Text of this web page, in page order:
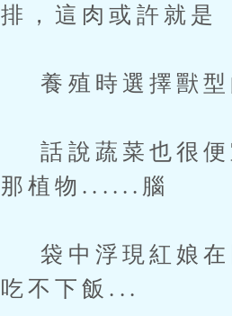
排，這肉或許就是
養殖時選擇獸型
話說蔬菜也很便
那植物......腦
袋中浮現紅娘在
吃不下飯...